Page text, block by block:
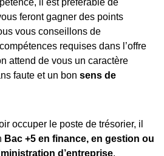
feront gagner des points
vous conseillons de
requises dans l’offre
attend de vous un caractère
faute et un bon sens de
occuper le poste de trésorier, il
Bac +5 en finance, en gestion ou
d’entreprise.